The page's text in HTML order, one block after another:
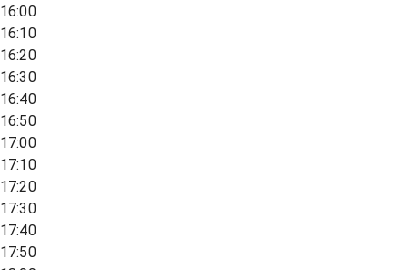
16:00
16:10
16:20
16:30
16:40
16:50
17:00
17:10
17:20
17:30
17:40
17:50